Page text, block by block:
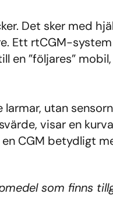
Det sker med
Ett rtCGM-
en ”följares”
utan
visar en
CGM betydligt
som finns